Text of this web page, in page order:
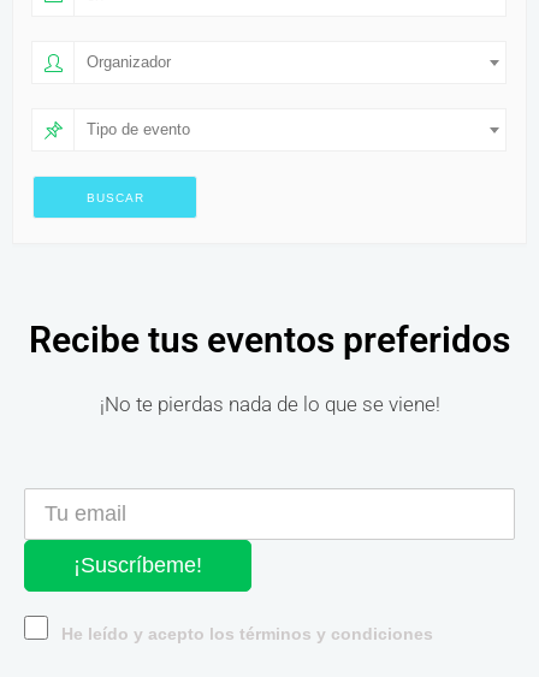
Organizador
Tipo de evento
Recibe tus eventos preferidos
¡No te pierdas nada de lo que se viene!
¡Suscríbeme!
He leído y acepto los términos y condiciones